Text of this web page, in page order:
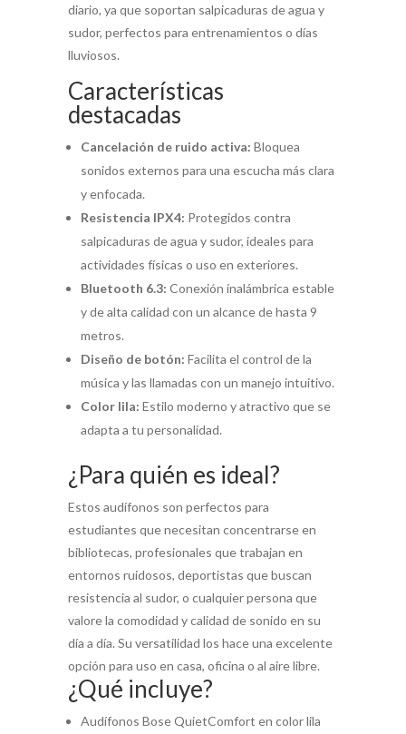
diario, ya que soportan salpicaduras de agua y
sudor, perfectos para entrenamientos o días
lluviosos.
Características
destacadas
Cancelación de ruido activa: Bloquea
sonidos externos para una escucha más clara
y enfocada.
Resistencia IPX4: Protegidos contra
salpicaduras de agua y sudor, ideales para
actividades físicas o uso en exteriores.
Bluetooth 6.3: Conexión inalámbrica estable
y de alta calidad con un alcance de hasta 9
metros.
Diseño de botón: Facilita el control de la
música y las llamadas con un manejo intuitivo.
Color lila: Estilo moderno y atractivo que se
adapta a tu personalidad.
¿Para quién es ideal?
Estos audífonos son perfectos para
estudiantes que necesitan concentrarse en
bibliotecas, profesionales que trabajan en
entornos ruidosos, deportistas que buscan
resistencia al sudor, o cualquier persona que
valore la comodidad y calidad de sonido en su
día a día. Su versatilidad los hace una excelente
opción para uso en casa, oficina o al aire libre.
¿Qué incluye?
Audífonos Bose QuietComfort en color lila